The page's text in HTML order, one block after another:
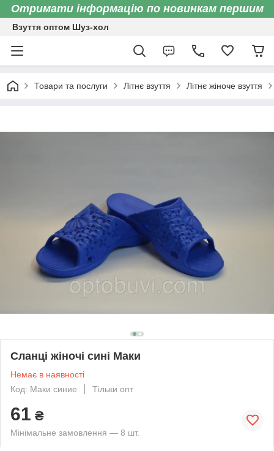
Отримати інформацію по новинкам першим
Взуття оптом Шуз-хол
Товари та послуги Літнє взуття Літнє жіноче взуття
Сланці жіночі сині Маки
Немає в наявності
Код: Маки синие
Тільки опт
61 ₴
Мінімальне замовлення — 8 шт.